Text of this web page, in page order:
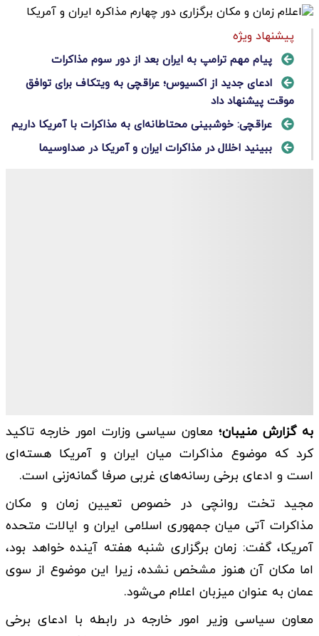
پیشنهاد ویژه
پیام مهم ترامپ به ایران بعد از دور سوم مذاکرات
ادعای جدید از اکسیوس؛ عراقچی به ویتکاف برای توافق
موقت پیشنهاد داد
عراقچی: خوشبینی محتاطانه‌ای به مذاکرات با آمریکا داریم
ببینید اخلال در مذاکرات ایران و آمریکا در صداوسیما
به گزارش منیبان؛ معاون سیاسی وزارت امور خارجه تاکید
کرد که موضوع مذاکرات میان ایران و آمریکا هسته‌ای
است و ادعای برخی رسانه‌های غربی صرفا گمانه‌زنی است.
مجید تخت‌ روانچی در خصوص تعیین زمان و مکان
مذاکرات آتی میان جمهوری اسلامی ایران و ایالات متحده
آمریکا، گفت: زمان برگزاری شنبه هفته آینده خواهد بود،
اما مکان آن هنوز مشخص نشده، زیرا این موضوع از سوی
عمان به عنوان میزبان اعلام می‌شود.
معاون سیاسی وزیر امور خارجه در رابطه با ادعای برخی